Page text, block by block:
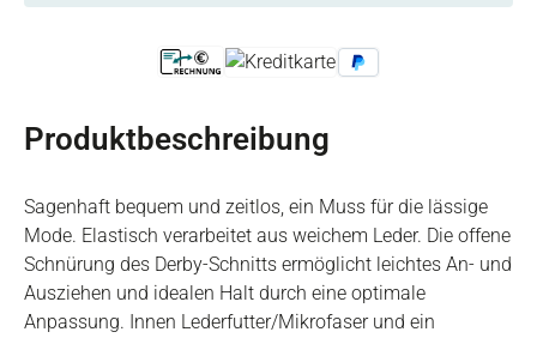
Produktbeschreibung
Sagenhaft bequem und zeitlos, ein Muss für die lässige
Mode. Elastisch verarbeitet aus weichem Leder. Die offene
Schnürung des Derby-Schnitts ermöglicht leichtes An- und
Ausziehen und idealen Halt durch eine optimale
Anpassung. Innen Lederfutter/Mikrofaser und ein